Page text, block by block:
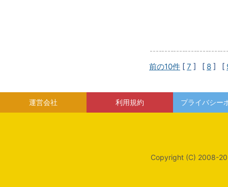
前の10件 [ 7 ] [ 8 ] [
運営会社 利用規約 プライバシー
Copyright (C) 2008-